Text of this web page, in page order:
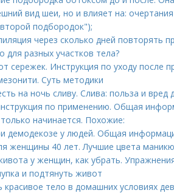
вид шеи, но и влияет на:
подбородок");
через сколько дней повторять
для разных участков тела?
сережек. Инструкция по уходу после
Суть методики
на ночь сливу. Слива: польза и вред
по применению. Общая
начинается. Похожие:
демодекозе у людей. Общая
женщины 40 лет. Лучшие цвета
у женщин, как убрать.
и подтянуть живот
красивое тело в домашних условиях